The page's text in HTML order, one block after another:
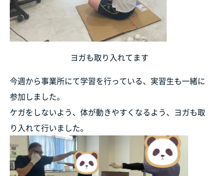
ヨガも取り入れてます
今週から事業所にて学習を行っている、実習生も一緒に
参加しました。
ケガをしないよう、体が動きやすくなるよう、ヨガも取
り入れて行いました。